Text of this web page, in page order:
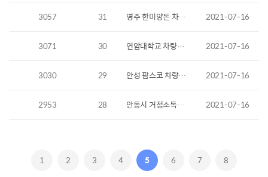
3057 31 영주 한미양돈 차량소독기 - 설치사례 2021-07-16
3071 30 연암대학교 차량소독기 - 설치사례 2021-07-16
3030 29 안성 팜스코 차량소독기 - 설치사례 2021-07-16
2953 28 안동시 거점소독시설 - 설치사례 2021-07-16
1 2 3 4 5 6 7 8